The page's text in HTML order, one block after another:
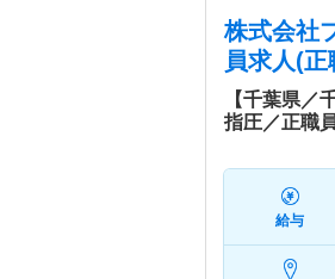
株式会社
員求人(正
【千葉県／
指圧／正職
給与